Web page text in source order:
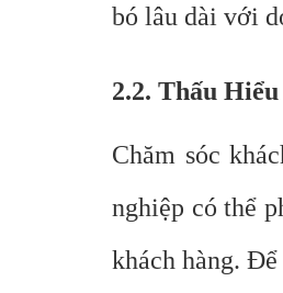
bó lâu dài với
2.2. Thấu
Chăm sóc
nghiệp có thể
khách hàng.